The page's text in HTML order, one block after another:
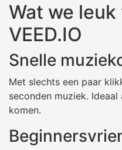
Wat we
VEED.IO
Snelle
Met slechts een paar
seconden muziek.
komen.